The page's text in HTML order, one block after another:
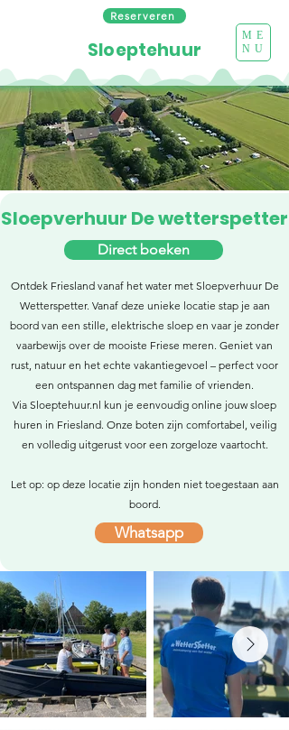
Reserveren
ME
NU
Sloeptehuur
Sloepverhuur De wetterspetter
Direct boeken
Ontdek Friesland vanaf het water met Sloepverhuur De
Wetterspetter. Vanaf deze unieke locatie stap je aan
boord van een stille, elektrische sloep en vaar je zonder
vaarbewijs over de mooiste Friese meren. Geniet van
rust, natuur en het echte vakantiegevoel – perfect voor
een ontspannen dag met familie of vrienden.
Via Sloeptehuur.nl kun je eenvoudig online jouw sloep
huren in Friesland. Onze boten zijn comfortabel, veilig
en volledig uitgerust voor een zorgeloze vaartocht.
Let op: op deze locatie zijn honden niet toegestaan aan
boord.
Whatsapp